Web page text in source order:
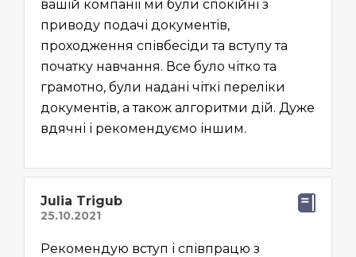
вашій компанії ми були спокійні з
приводу подачі документів,
проходження співбесіди та вступу та
початку навчання. Все було чітко та
грамотно, були надані чіткі переліки
документів, а також алгоритми дій. Дуже
вдячні і рекомендуємо іншим.
Julia Trigub
Рекомендую вступ і співпрацю з